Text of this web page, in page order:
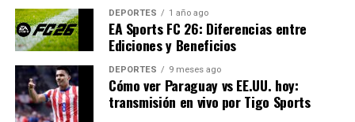
inconvenientes o ubicaciones lejanas.
No excederse en el gasto:Evite la percepción
de derroche, especialmente en tiempos de
recortes presupuestarios, y asegúrese de que los
recursos se utilicen de manera efectiva.
DEPORTES 1 año ago
EA Sports FC 26: Diferencias entre
Ediciones y Beneficios
DEPORTES 9 meses ago
Cómo ver Paraguay vs EE.UU. hoy:
transmisión en vivo por Tigo Sports